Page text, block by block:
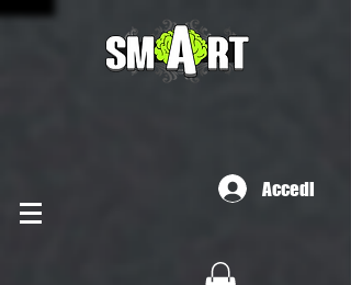
Accedi